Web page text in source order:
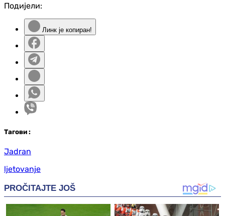
Подијели:
Линк је копиран!
Тагови :
Jadran
ljetovanje